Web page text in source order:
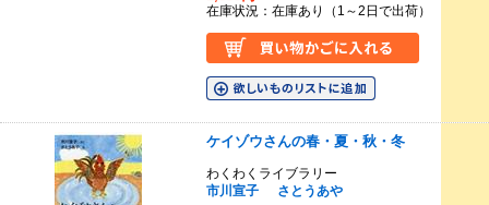
在庫状況：在庫あり（1～2日で出荷）
ケイゾウさんの春・夏・秋・冬
わくわくライブラリー
市川宣子
さとうあや